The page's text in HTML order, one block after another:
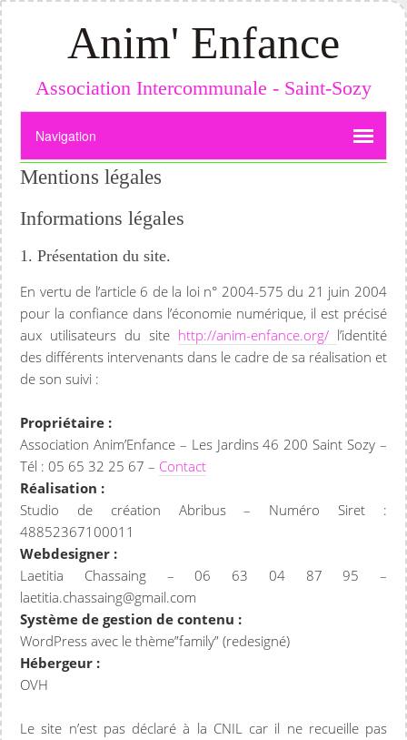
Anim' Enfance
Association Intercommunale - Saint-Sozy
Mentions légales
Informations légales
1. Présentation du site.
En vertu de l’article 6 de la loi n° 2004-575 du 21 juin 2004
pour la confiance dans l’économie numérique, il est précisé
aux utilisateurs du site http://anim-enfance.org/ l’identité
des différents intervenants dans le cadre de sa réalisation et
de son suivi :
Propriétaire :
Association Anim’Enfance – Les Jardins 46 200 Saint Sozy –
Tél : 05 65 32 25 67 – Contact
Réalisation :
Studio de création Abribus – Numéro Siret :
48852367100011
Webdesigner :
Laetitia Chassaing – 06 63 04 87 95 –
laetitia.chassaing@gmail.com
Système de gestion de contenu :
WordPress avec le thème”family” (redesigné)
Hébergeur :
OVH
Le site n’est pas déclaré à la CNIL car il ne recueille pas